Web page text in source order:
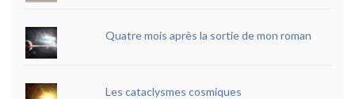
Quatre mois après la sortie de mon roman
Les cataclysmes cosmiques